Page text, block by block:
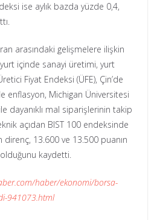
ise aylık bazda yüzde 0,4,
arasındaki gelişmelere ilişkin
yurt içinde sanayi üretimi, yurt
Fiyat Endeksi (ÜFE), Çin’de
enflasyon, Michigan Üniversitesi
dayanıklı mal siparişlerinin takip
açıdan BIST 100 endeksinde
direnç, 13.600 ve 13.500 puanın
kaydetti.
haber/ekonomi/borsa-
941073.html